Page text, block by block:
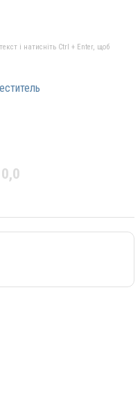
і натисніть Ctrl + Enter, щоб
0,0